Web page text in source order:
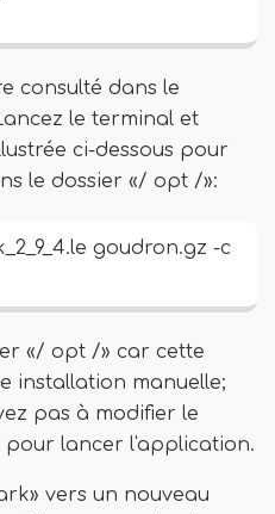
consulté dans le
le terminal et
ci-dessous pour
le dossier «/ opt /»:
goudron.gz -c
«/ opt /» car cette
installation manuelle;
pas à modifier le
lancer l'application.
vers un nouveau